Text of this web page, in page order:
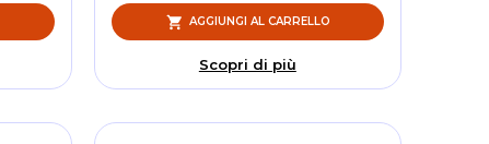
AGGIUNGI AL CARRELLO
Scopri di più